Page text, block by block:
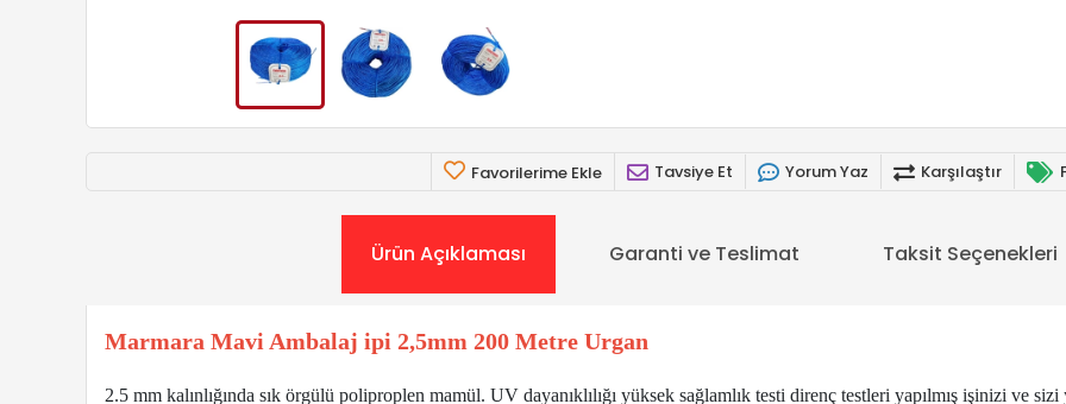
Favorilerime Ekle Tavsiye Et Yorum Yaz Karşılaştır
Ürün Açıklaması Garanti ve Teslimat Taksit Seçenekleri
Marmara Mavi Ambalaj ipi 2,5mm 200 Metre Urgan
2.5 mm kalınlığında sık örgülü poliproplen mamül. UV dayanıklılığı yüksek sağlamlık testi direnç testleri yapılmış işinizi ve